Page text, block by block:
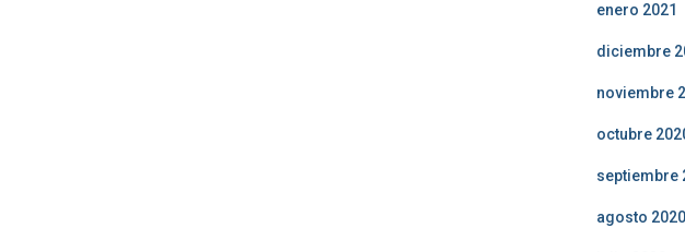
enero 2021
diciembre
noviembre
octubre
septiembre
agosto 2020